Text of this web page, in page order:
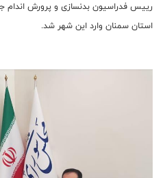
رييس فدراسيون بدنسازى و پرورش اندام
استان سمنان وارد اين شهر شد.